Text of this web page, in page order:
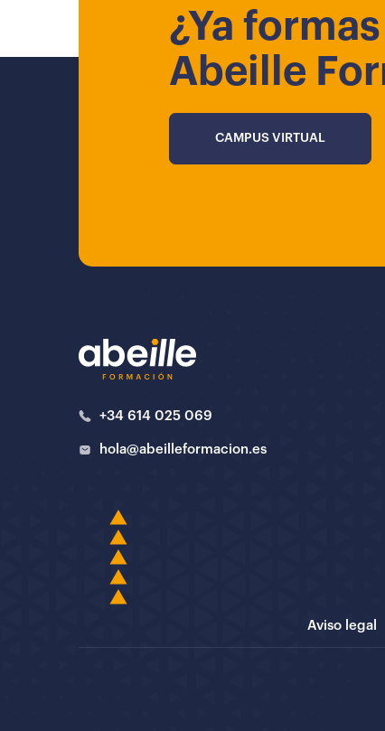
¿Ya
Abeille
CAMPUS VIRTUAL
+34 614 025 069
hola@abeilleformacion.es
Aviso legal